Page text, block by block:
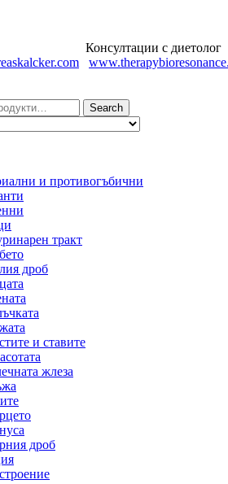
Консултации с диетолог
Search
и противогъбични
тракт
дроб
и ставите
жлеза
дроб